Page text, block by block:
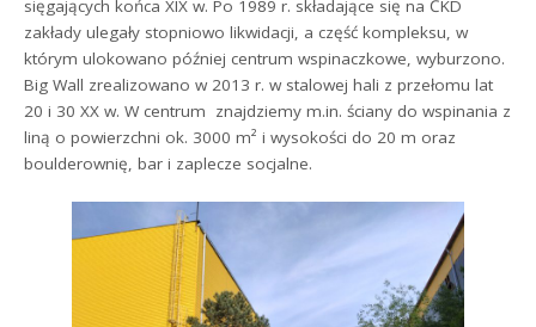
sięgających końca XIX w. Po 1989 r. składające się na ČKD
zakłady ulegały stopniowo likwidacji, a część kompleksu, w
którym ulokowano później centrum wspinaczkowe, wyburzono.
Big Wall zrealizowano w 2013 r. w stalowej hali z przełomu lat
20 i 30 XX w. W centrum znajdziemy m.in. ściany do wspinania z
liną o powierzchni ok. 3000 m² i wysokości do 20 m oraz
boulderownię, bar i zaplecze socjalne.